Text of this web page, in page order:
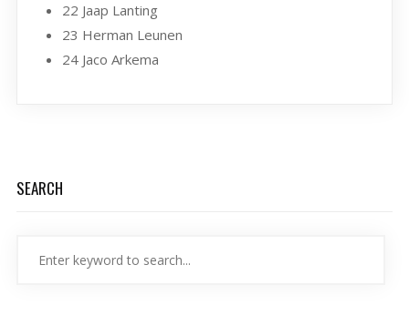
22 Jaap Lanting
23 Herman Leunen
24 Jaco Arkema
SEARCH